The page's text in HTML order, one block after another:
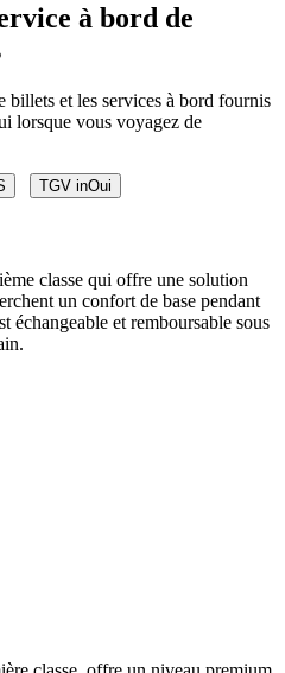
à bord de
billets et les services à bord fournis
lorsque vous voyagez de
TGV inOui
classe qui offre une solution
un confort de base pendant
échangeable et remboursable sous